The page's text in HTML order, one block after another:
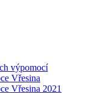
výpomocí
Vřesina
Vřesina 2021